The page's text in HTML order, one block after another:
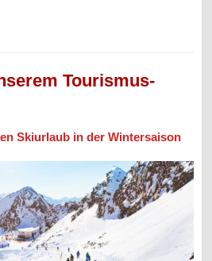
Tourismus-
Skiurlaub in der Wintersaison